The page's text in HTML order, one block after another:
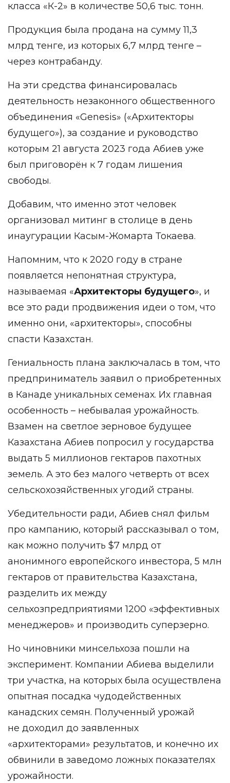
класса «К-2» в количестве 50,6 тыс. тонн.
Продукция была продана на сумму 11,3
млрд тенге, из которых 6,7 млрд тенге –
через контрабанду.
На эти средства финансировалась
деятельность незаконного общественного
объединения «Genesis» («Архитекторы
будущего»), за создание и руководство
которым 21 августа 2023 года Абиев уже
был приговорён к 7 годам лишения
свободы.
Добавим, что именно этот человек
организовал митинг в столице в день
инаугурации Касым-Жомарта Токаева.
Напомним, что к 2020 году в стране
появляется непонятная структура,
называемая «Архитекторы будущего», и
все это ради продвижения идеи о том, что
именно они, «архитекторы», способны
спасти Казахстан.
Гениальность плана заключалась в том, что
предприниматель заявил о приобретенных
в Канаде уникальных семенах. Их главная
особенность – небывалая урожайность.
Взамен на светлое зерновое будущее
Казахстана Абиев попросил у государства
выдать 5 миллионов гектаров пахотных
земель. А это без малого четверть от всех
сельскохозяйственных угодий страны.
Убедительности ради, Абиев снял фильм
про кампанию, который рассказывал о том,
как можно получить $7 млрд от
анонимного европейского инвестора, 5 млн
гектаров от правительства Казахстана,
разделить их между
сельхозпредприятиями 1200 «эффективных
менеджеров» и производить суперзерно.
Но чиновники минсельхоза пошли на
эксперимент. Компании Абиева выделили
три участка, на которых была осуществлена
опытная посадка чудодейственных
канадских семян. Полученный урожай
не доходил до заявленных
«архитекторами» результатов, и конечно их
обвинили в заведомо ложных показателях
урожайности.